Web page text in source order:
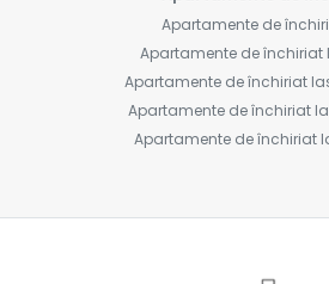
Apartamente de
Apartamente de închiriat
Apartamente de închiriat
Apartamente de închiriat
Apartamente de închiriat